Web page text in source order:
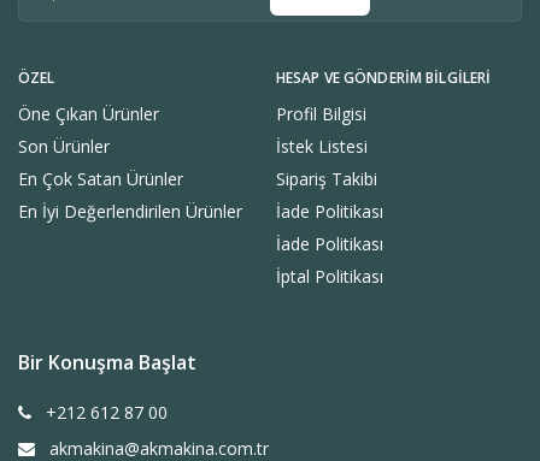
ÖZEL
Öne Çıkan Ürünler
Son Ürünler
En Çok Satan Ürünler
En İyi Değerlendirilen Ürünler
HESAP VE GÖNDERIM BILGILERI
Profil Bilgisi
İstek Listesi
Sipariş Takibi
İade Politikası
İade Politikası
İptal Politikası
Bir Konuşma Başlat
+212 612 87 00
akmakina@akmakina.com.tr